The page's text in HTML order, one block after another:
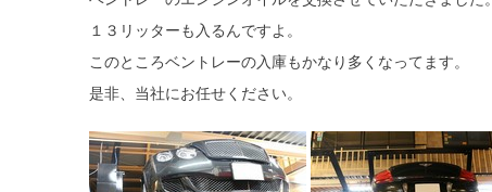
１３リッターも入るんですよ。
このところベントレーの入庫もかなり多くなってます。
是非、当社にお任せください。